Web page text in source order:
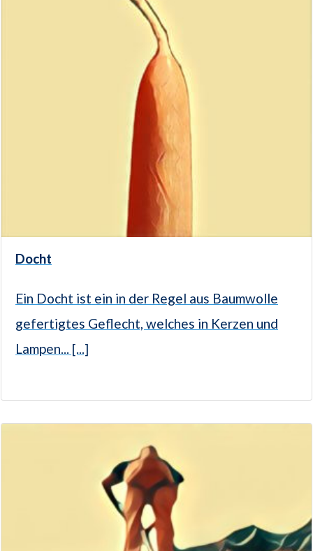
Docht
Ein Docht ist ein in der Regel aus Baumwolle
gefertigtes Geflecht, welches in Kerzen und
Lampen... [...]